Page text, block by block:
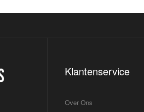
Klantenservice
Over Ons